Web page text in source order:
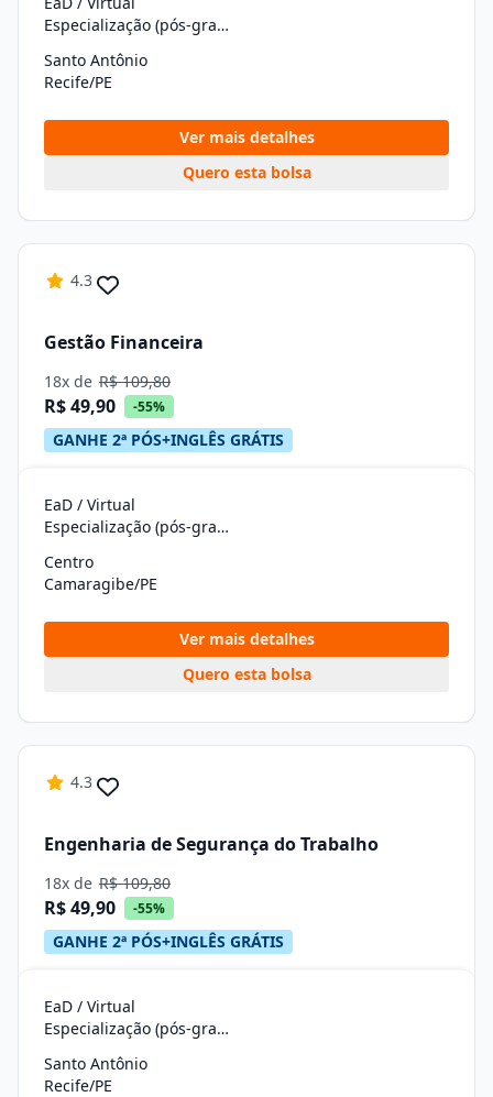
Especialização (pós-graduação)
Santo Antônio
Recife/PE
Ver mais detalhes
Quero esta bolsa
4.3
Gestão Financeira
18x de R$ 109,80
R$ 49,90 -55%
GANHE 2ª PÓS+INGLÊS GRÁTIS
EaD / Virtual
Especialização (pós-graduação)
Centro
Camaragibe/PE
Ver mais detalhes
Quero esta bolsa
4.3
Engenharia de Segurança do Trabalho
18x de R$ 109,80
R$ 49,90 -55%
GANHE 2ª PÓS+INGLÊS GRÁTIS
EaD / Virtual
Especialização (pós-graduação)
Santo Antônio
Recife/PE